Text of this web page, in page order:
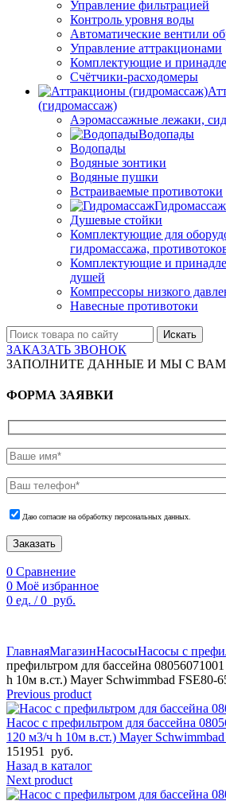
Управление фильтрацией
Контроль уровня воды
Автоматические вентили
Управление аттракционами
Комплектующие и
Счётчики-расходомеры
(гидромассаж)
Аэромассажные лежаки,
Водопады
Водопады
Водяные зонтики
Водяные пушки
Встраиваемые противотоки
Гидромассаж
Душевые стойки
Комплектующие для
гидромассажа,
Комплектующие и
душей
Компрессоры низкого
Навесные противотоки
Искать
ЗАКАЗАТЬ ЗВОНОК
ЗАПОЛНИТЕ ДАННЫЕ И МЫ С
ФОРМА ЗАЯВКИ
Даю согласие на обработку персональных данных.
Заказать
0 Сравнение
0 Моё избранное
0 ед. / 0 руб.
ГлавнаяМагазинНасосыНасосы с
префильтром для бассейна
h 10м в.ст.) Mayer Schwimmbad FSE80-
Previous product
Насос с префильтром для бассейна
120 м3/ч h 10м в.ст.) Mayer
151951
руб.
Назад в каталог
Next product